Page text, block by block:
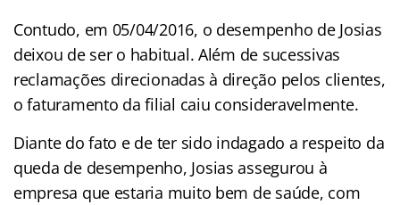
Contudo, em 05/04/2016, o desempenho de Josias
deixou de ser o habitual. Além de sucessivas
reclamações direcionadas à direção pelos clientes,
o faturamento da filial caiu consideravelmente.
Diante do fato e de ter sido indagado a respeito da
queda de desempenho, Josias assegurou à
empresa que estaria muito bem de saúde, com